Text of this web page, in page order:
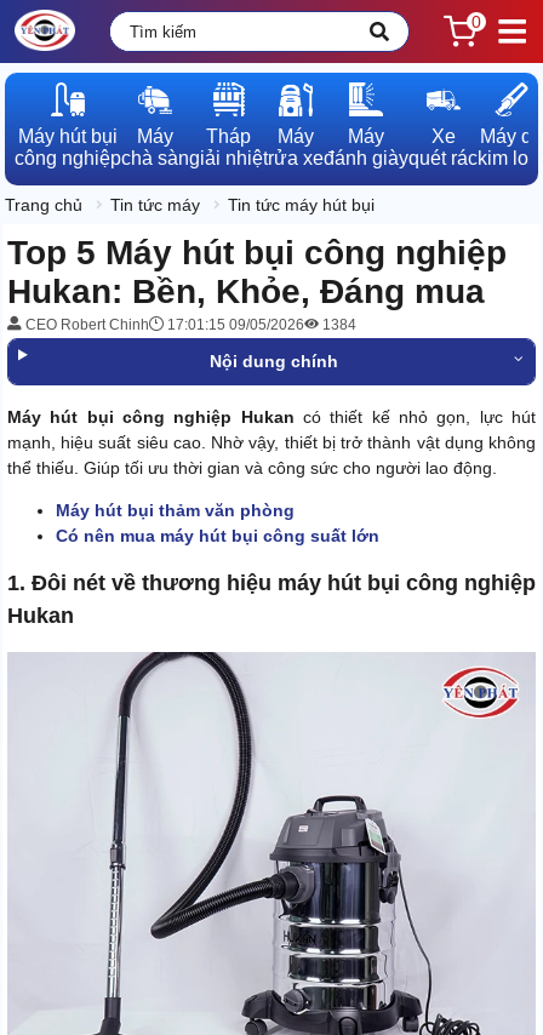
0
Máy hút bụi
công nghiệp
Máy
chà sàn
Tháp
giải nhiệt
Máy
rửa xe
Máy
đánh giày
Xe
quét rác
Máy dò
kim loại
Trang chủ Tin tức máy Tin tức máy hút bụi
Top 5 Máy hút bụi công nghiệp
Hukan: Bền, Khỏe, Đáng mua
CEO Robert Chinh 17:01:15 09/05/2026 1384
Nội dung chính
Máy hút bụi công nghiệp Hukan có thiết kế nhỏ gọn, lực hút
mạnh, hiệu suất siêu cao. Nhờ vậy, thiết bị trở thành vật dụng không
thể thiếu. Giúp tối ưu thời gian và công sức cho người lao động.
Máy hút bụi thảm văn phòng
Có nên mua máy hút bụi công suất lớn
1. Đôi nét về thương hiệu máy hút bụi công nghiệp
Hukan